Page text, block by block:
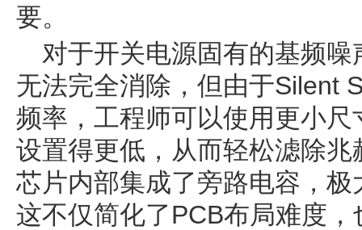
要。
对于开关电源固有的基频
无法完全消除，但由于Silent
频率，工程师可以使用更小
设置得更低，从而轻松滤除
芯片内部集成了旁路电容，
这不仅简化了PCB布局难度